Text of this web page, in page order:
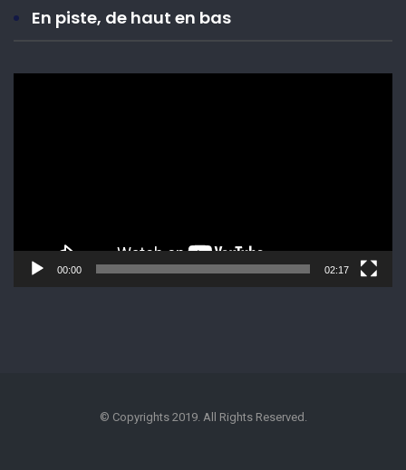
En piste, de haut en bas
00:00 02:17
© Copyrights 2019. All Rights Reserved.